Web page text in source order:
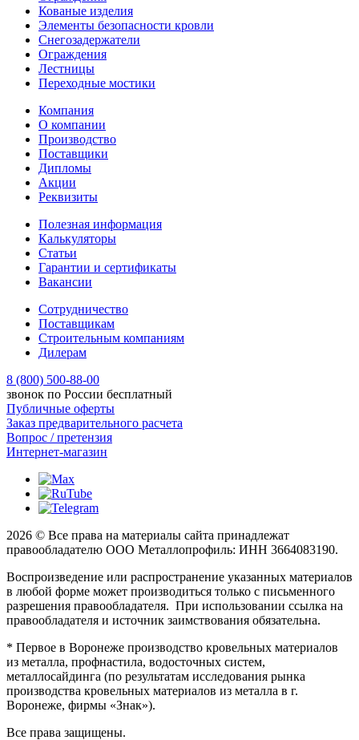
Кованые изделия
Элементы безопасности кровли
Снегозадержатели
Ограждения
Лестницы
Переходные мостики
Компания
О компании
Производство
Поставщики
Дипломы
Акции
Реквизиты
Полезная информация
Калькуляторы
Статьи
Гарантии и сертификаты
Вакансии
Сотрудничество
Поставщикам
Строительным компаниям
Дилерам
8 (800) 500-88-00
звонок по России бесплатный
Публичные оферты
Заказ предварительного расчета
Вопрос / претензия
Интернет-магазин
2026 © Все права на материалы сайта принадлежат
правообладателю ООО Металлопрофиль: ИНН 3664083190.
Воспроизведение или распространение указанных материалов
в любой форме может производиться только с письменного
разрешения правообладателя. При использовании ссылка на
правообладателя и источник заимствования обязательна.
* Первое в Воронеже производство кровельных материалов
из металла, профнастила, водосточных систем,
металлосайдинга (по результатам исследования рынка
производства кровельных материалов из металла в г.
Воронеже, фирмы «Знак»).
Все права защищены.